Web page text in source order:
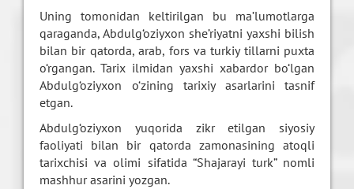
Uning tomonidan keltirilgan bu ma’lumotlarga
qaraganda, Abdulg‘oziyxon she’riyatni yaxshi bilish
bilan bir qatorda, arab, fors va turkiy tillarni puxta
o‘rgangan. Tarix ilmidan yaxshi xabardor bo‘lgan
Abdulg‘oziyxon o‘zining tarixiy asarlarini tasnif
etgan.
Abdulg‘oziyxon yuqorida zikr etilgan siyosiy
faoliyati bilan bir qatorda zamonasining atoqli
tarixchisi va olimi sifatida “Shajarayi turk” nomli
mashhur asarini yozgan.